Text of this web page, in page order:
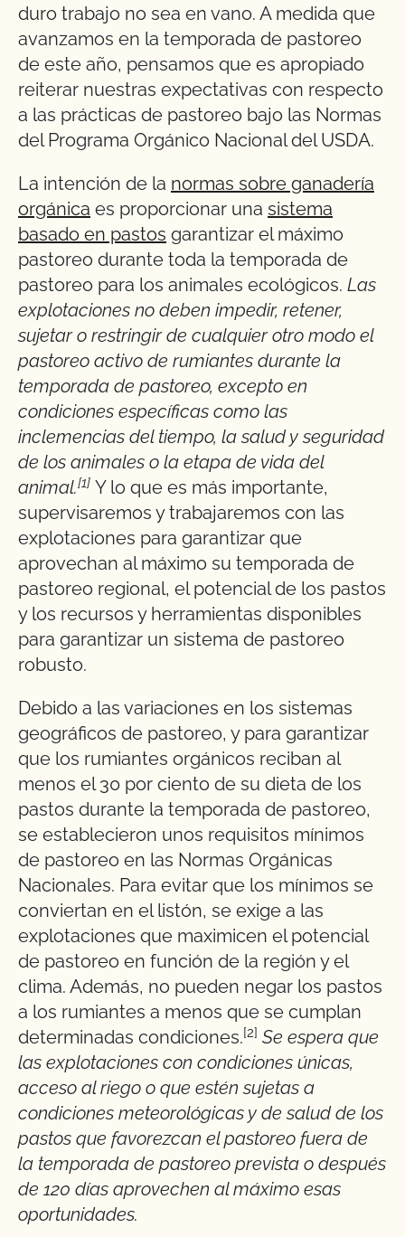
duro trabajo no sea en vano. A medida que
avanzamos en la temporada de pastoreo
de este año, pensamos que es apropiado
reiterar nuestras expectativas con respecto
a las prácticas de pastoreo bajo las Normas
del Programa Orgánico Nacional del USDA.
La intención de la normas sobre ganadería
orgánica es proporcionar una sistema
basado en pastos garantizar el máximo
pastoreo durante toda la temporada de
pastoreo para los animales ecológicos. Las
explotaciones no deben impedir, retener,
sujetar o restringir de cualquier otro modo el
pastoreo activo de rumiantes durante la
temporada de pastoreo, excepto en
condiciones específicas como las
inclemencias del tiempo, la salud y seguridad
de los animales o la etapa de vida del
animal.[1] Y lo que es más importante,
supervisaremos y trabajaremos con las
explotaciones para garantizar que
aprovechan al máximo su temporada de
pastoreo regional, el potencial de los pastos
y los recursos y herramientas disponibles
para garantizar un sistema de pastoreo
robusto.
Debido a las variaciones en los sistemas
geográficos de pastoreo, y para garantizar
que los rumiantes orgánicos reciban al
menos el 30 por ciento de su dieta de los
pastos durante la temporada de pastoreo,
se establecieron unos requisitos mínimos
de pastoreo en las Normas Orgánicas
Nacionales. Para evitar que los mínimos se
conviertan en el listón, se exige a las
explotaciones que maximicen el potencial
de pastoreo en función de la región y el
clima. Además, no pueden negar los pastos
a los rumiantes a menos que se cumplan
determinadas condiciones.[2] Se espera que
las explotaciones con condiciones únicas,
acceso al riego o que estén sujetas a
condiciones meteorológicas y de salud de los
pastos que favorezcan el pastoreo fuera de
la temporada de pastoreo prevista o después
de 120 días aprovechen al máximo esas
oportunidades.